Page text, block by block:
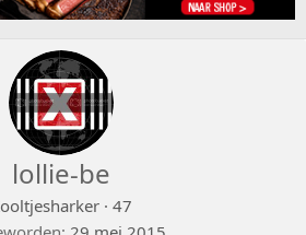
lollie-be
· 47